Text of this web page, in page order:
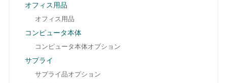
オフィス用品
オフィス用品
コンピュータ本体
コンピュータ本体オプション
サプライ
サプライ品オプション